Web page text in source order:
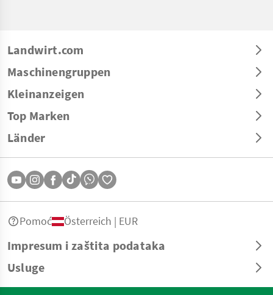
Landwirt.com
Maschinengruppen
Kleinanzeigen
Top Marken
Länder
Impresum i zaštita podataka
Usluge
Pomoć Österreich | EUR